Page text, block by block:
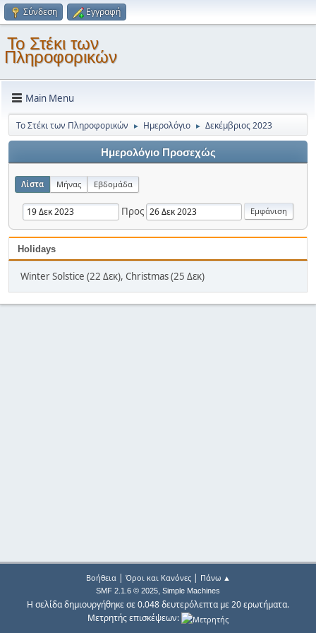
Σύνδεση Εγγραφή
Το Στέκι των
Πληροφορικών
Main Menu
Το Στέκι των Πληροφορικών ► Ημερολόγιο ► Δεκέμβριος 2023
Ημερολόγιο Προσεχώς
Λίστα Μήνας Εβδομάδα
Προς
Holidays
Winter Solstice (22 Δεκ), Christmas (25 Δεκ)
Βοήθεια| Όροι και Κανόνες| Πάνω ▲
SMF 2.1.6 © 2025, Simple Machines
Η σελίδα δημιουργήθηκε σε 0.048 δευτερόλεπτα με 20 ερωτήματα.
Μετρητής επισκέψεων: